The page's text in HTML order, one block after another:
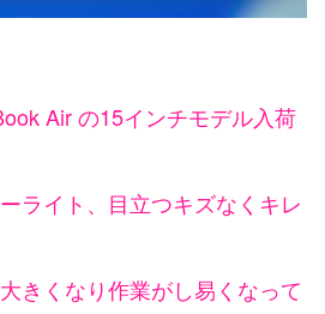
Air の15インチモデル入荷
ライト、目立つキズなくキレ
きくなり作業がし易くなって